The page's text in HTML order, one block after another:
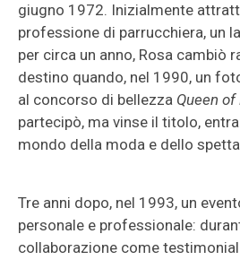
giugno 1972. Inizialmente
professione di parrucchiera, un
per circa un anno, Rosa cambiò
destino quando, nel 1990, un
al concorso di bellezza Queen
partecipò, ma vinse il titolo,
mondo della moda e dello
Tre anni dopo, nel 1993, un
personale e professionale:
collaborazione come testimonial